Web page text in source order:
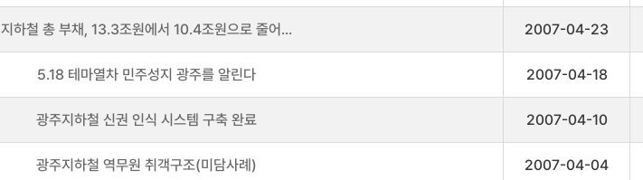
지하철 총 부채, 13.3조원에서 10.4조원으로 줄어... 2007-04-23
5.18 테마열차 민주성지 광주를 알린다 2007-04-18
광주지하철 신권 인식 시스템 구축 완료 2007-04-10
광주지하철 역무원 취객구조(미담사례) 2007-04-04